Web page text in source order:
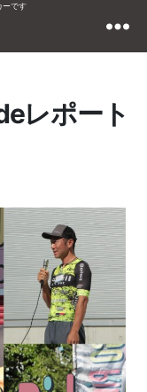
ーです
レポート